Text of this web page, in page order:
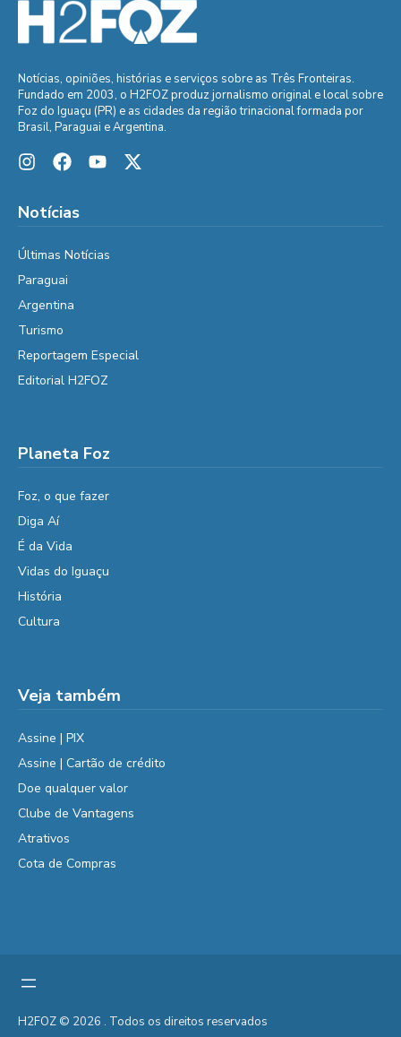
Notícias, opiniões, histórias e serviços sobre as Três Fronteiras.
Fundado em 2003, o H2FOZ produz jornalismo original e local sobre
Foz do Iguaçu (PR) e as cidades da região trinacional formada por
Brasil, Paraguai e Argentina.
Notícias
Últimas Notícias
Paraguai
Argentina
Turismo
Reportagem Especial
Editorial H2FOZ
Planeta Foz
Foz, o que fazer
Diga Aí
É da Vida
Vidas do Iguaçu
História
Cultura
Veja também
Assine | PIX
Assine | Cartão de crédito
Doe qualquer valor
Clube de Vantagens
Atrativos
Cota de Compras
H2FOZ © 2026 . Todos os direitos reservados